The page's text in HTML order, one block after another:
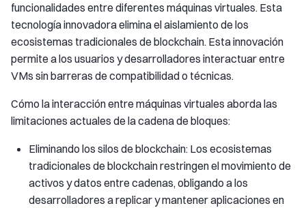
funcionalidades entre diferentes máquinas virtuales. Esta
tecnología innovadora elimina el aislamiento de los
ecosistemas tradicionales de blockchain. Esta innovación
permite a los usuarios y desarrolladores interactuar entre
VMs sin barreras de compatibilidad o técnicas.
Cómo la interacción entre máquinas virtuales aborda las
limitaciones actuales de la cadena de bloques:
Eliminando los silos de blockchain: Los ecosistemas
tradicionales de blockchain restringen el movimiento de
activos y datos entre cadenas, obligando a los
desarrolladores a replicar y mantener aplicaciones en